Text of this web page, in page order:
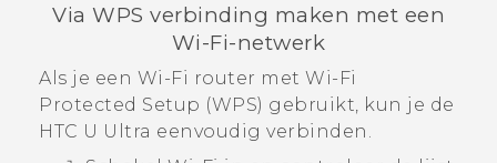
Via WPS verbinding maken met een
Wi‍-Fi-netwerk
Als je een Wi‍-Fi router met Wi‍-Fi
Protected Setup (WPS) gebruikt, kun je de
HTC U Ultra eenvoudig verbinden.